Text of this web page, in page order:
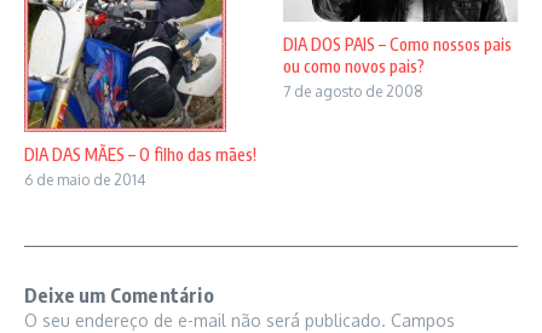
DIA DAS MÃES – O filho das mães!
6 de maio de 2014
DIA DOS PAIS – Como nossos pais
ou como novos pais?
7 de agosto de 2008
Deixe um Comentário
O seu endereço de e-mail não será publicado. Campos